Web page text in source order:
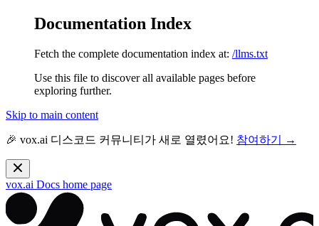
Documentation Index
Fetch the complete documentation index at: /llms.txt
Use this file to discover all available pages before
exploring further.
Skip to main content
🎉 vox.ai 디스코드 커뮤니티가 새로 열렸어요! 참여하기 →
vox.ai Docs home page